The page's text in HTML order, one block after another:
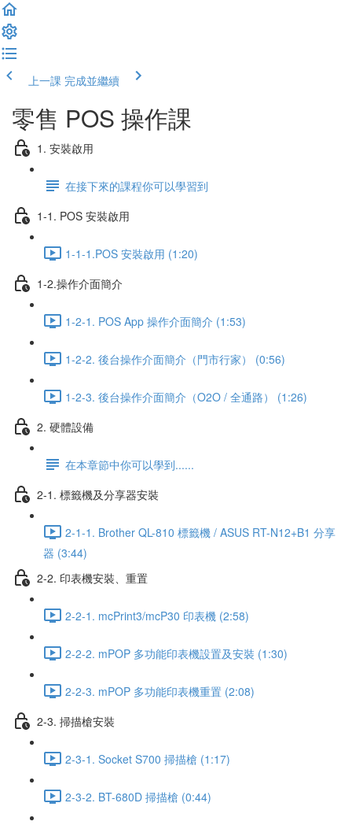
上一課 完成並繼續
零售 POS 操作課
1. 安裝啟用
在接下來的課程你可以學習到
1-1. POS 安裝啟用
1-1-1.POS 安裝啟用 (1:20)
1-2.操作介面簡介
1-2-1. POS App 操作介面簡介 (1:53)
1-2-2. 後台操作介面簡介（門市行家） (0:56)
1-2-3. 後台操作介面簡介（O2O / 全通路） (1:26)
2. 硬體設備
在本章節中你可以學到......
2-1. 標籤機及分享器安裝
2-1-1. Brother QL-810 標籤機 / ASUS RT-N12+B1 分享
器 (3:44)
2-2. 印表機安裝、重置
2-2-1. mcPrint3/mcP30 印表機 (2:58)
2-2-2. mPOP 多功能印表機設置及安裝 (1:30)
2-2-3. mPOP 多功能印表機重置 (2:08)
2-3. 掃描槍安裝
2-3-1. Socket S700 掃描槍 (1:17)
2-3-2. BT-680D 掃描槍 (0:44)